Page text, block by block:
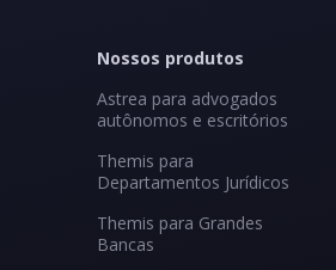
Nossos produtos
Astrea para advogados
autônomos e escritórios
Themis para
Departamentos Jurídicos
Themis para Grandes
Bancas